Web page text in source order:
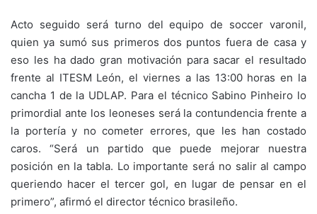
Acto seguido será turno del equipo de soccer varonil,
quien ya sumó sus primeros dos puntos fuera de casa y
eso les ha dado gran motivación para sacar el resultado
frente al ITESM León, el viernes a las 13:00 horas en la
cancha 1 de la UDLAP. Para el técnico Sabino Pinheiro lo
primordial ante los leoneses será la contundencia frente a
la portería y no cometer errores, que les han costado
caros. “Será un partido que puede mejorar nuestra
posición en la tabla. Lo importante será no salir al campo
queriendo hacer el tercer gol, en lugar de pensar en el
primero”, afirmó el director técnico brasileño.